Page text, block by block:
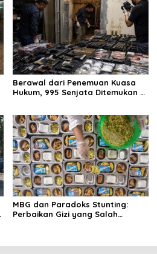
Berawal dari Penemuan Kuasa
Hukum, 995 Senjata Ditemukan di
MBG dan Paradoks Stunting:
Perbaikan Gizi yang Salah